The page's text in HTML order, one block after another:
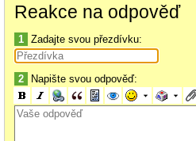
Reakce na odpověď
1 Zadajte svou přezdívku:
2 Napište svou odpověď: